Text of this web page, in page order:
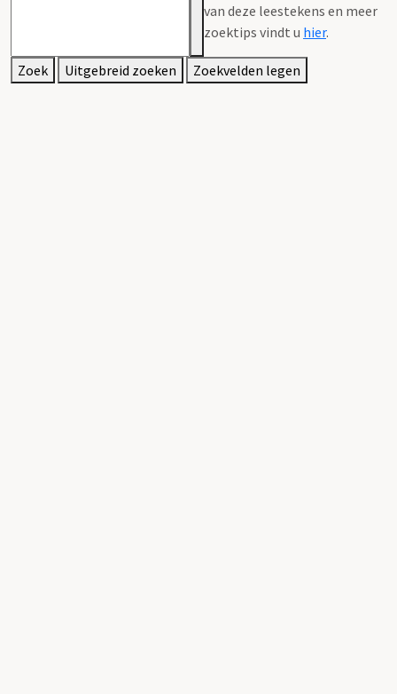
van deze leestekens en meer
zoektips vindt u hier.
Zoek Uitgebreid zoeken Zoekvelden legen